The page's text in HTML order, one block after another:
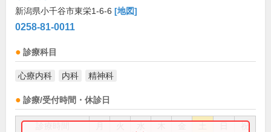
新潟県小千谷市東栄1-6-6 [地図]
0258-81-0011
診療科目
心療内科 内科 精神科
診療/受付時間・休診日
祝